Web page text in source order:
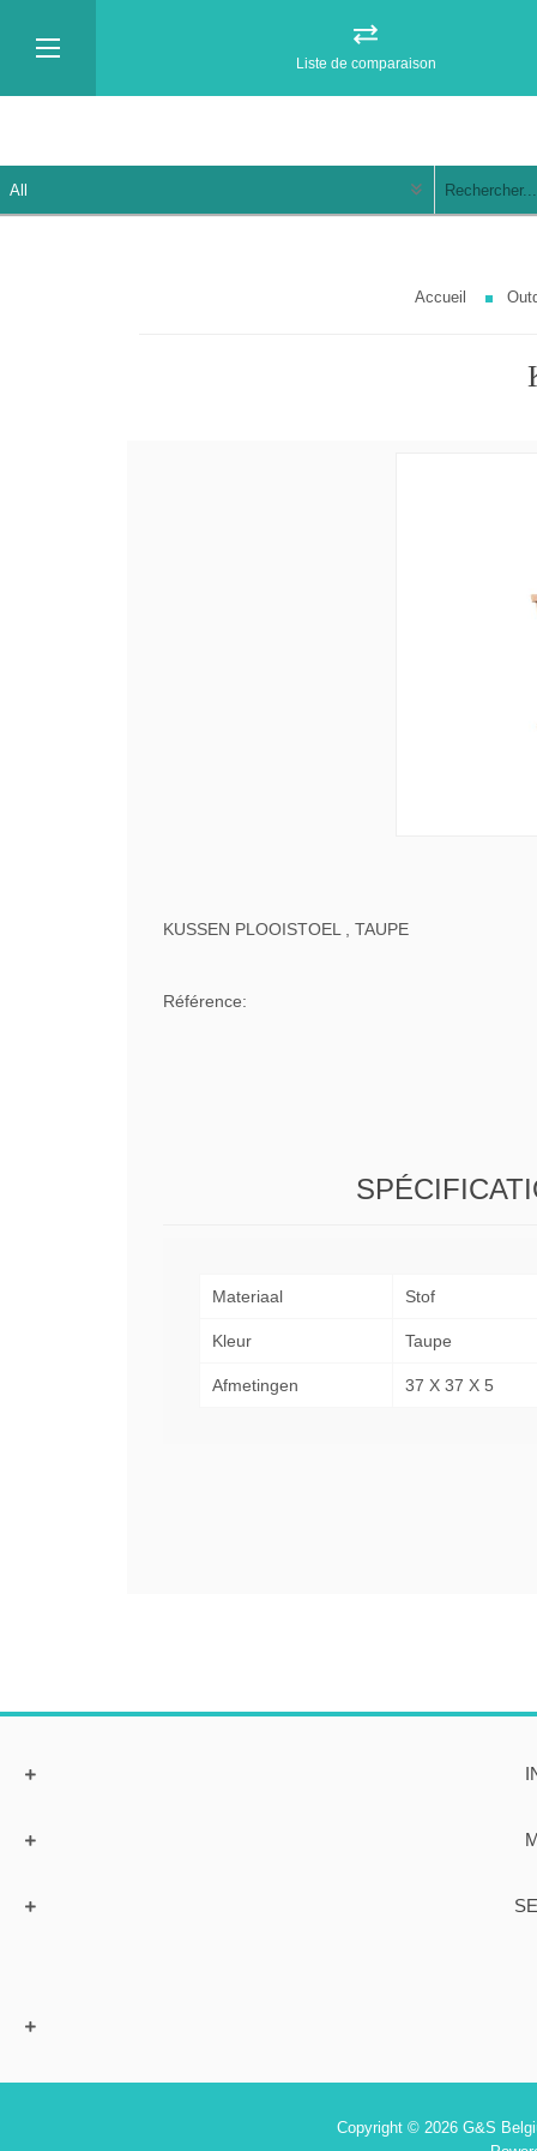
Liste de comparaison
Accueil
KUSSEN PLOOISTOEL , TAUPE
Référence:
Materiaal Stof
Kleur Taupe
Afmetingen 37 X 37 X 5
Copyright © 2026 G&S